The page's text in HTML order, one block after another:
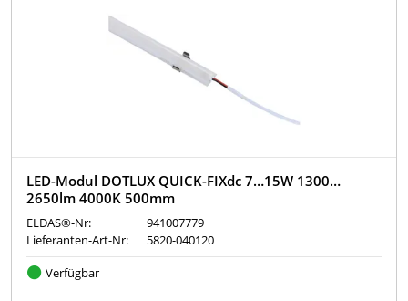
LED-Modul DOTLUX QUICK-FIXdc 7…15W 1300…
2650lm 4000K 500mm
ELDAS®-Nr:
941007779
Lieferanten-Art-Nr:
5820-040120
Verfügbar